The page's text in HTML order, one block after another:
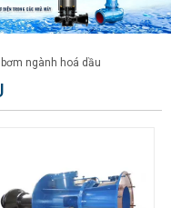
bơm ngành hoá dầu